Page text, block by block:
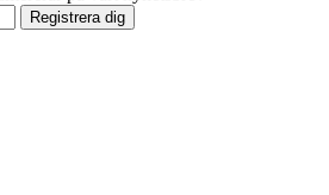
Registrera dig